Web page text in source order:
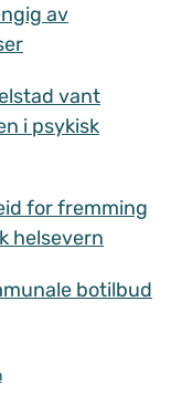
av
vant
i psykisk
for fremming
helsevern
botilbud